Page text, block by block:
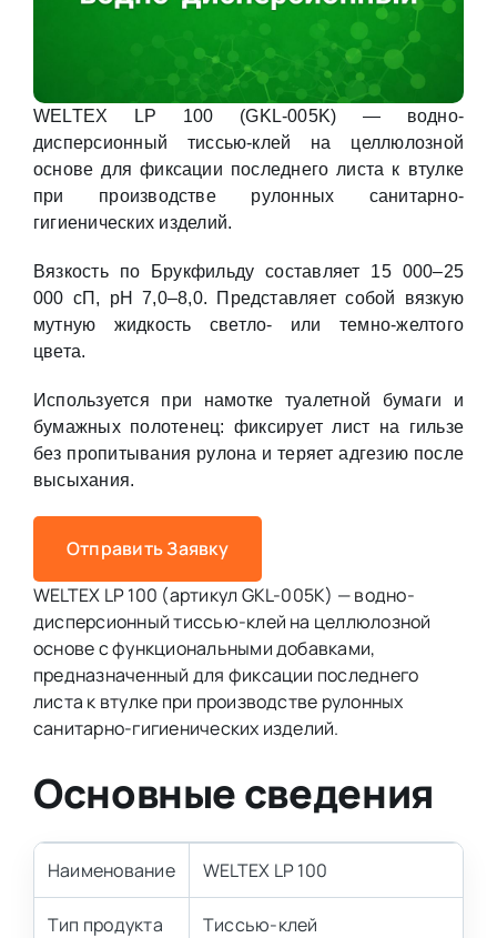
WELTEX LP 100 (GKL-005K) — водно-
дисперсионный тиссью-клей на целлюлозной
основе для фиксации последнего листа к втулке
при производстве рулонных санитарно-
гигиенических изделий.
Вязкость по Брукфильду составляет 15 000–25
000 сП, pH 7,0–8,0. Представляет собой вязкую
мутную жидкость светло- или темно-желтого
цвета.
Используется при намотке туалетной бумаги и
бумажных полотенец: фиксирует лист на гильзе
без пропитывания рулона и теряет адгезию после
высыхания.
Отправить Заявку
WELTEX LP 100 (артикул GKL-005K) — водно-
дисперсионный тиссью-клей на целлюлозной
основе с функциональными добавками,
предназначенный для фиксации последнего
листа к втулке при производстве рулонных
санитарно-гигиенических изделий.
Основные сведения
Наименование WELTEX LP 100
Тип продукта Тиссью-клей